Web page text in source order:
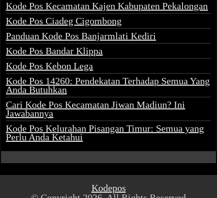
Kode Pos Kecamatan Kajen Kabupaten Pekalongan
Kode Pos Ciadeg Cigombong
Panduan Kode Pos Banjarmlati Kediri
Kode Pos Bandar Klippa
Kode Pos Kebon Lega
Kode Pos 14260: Pendekatan Terhadap Semua Yang
Anda Butuhkan
Cari Kode Pos Kecamatan Jiwan Madiun? Ini
Jawabannya
Kode Pos Kelurahan Pisangan Timur: Semua yang
Perlu Anda Ketahui
Kodepos